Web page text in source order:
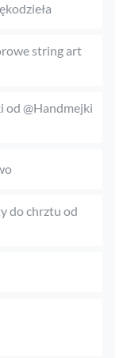
string art
od @Handmejki
do chrztu od